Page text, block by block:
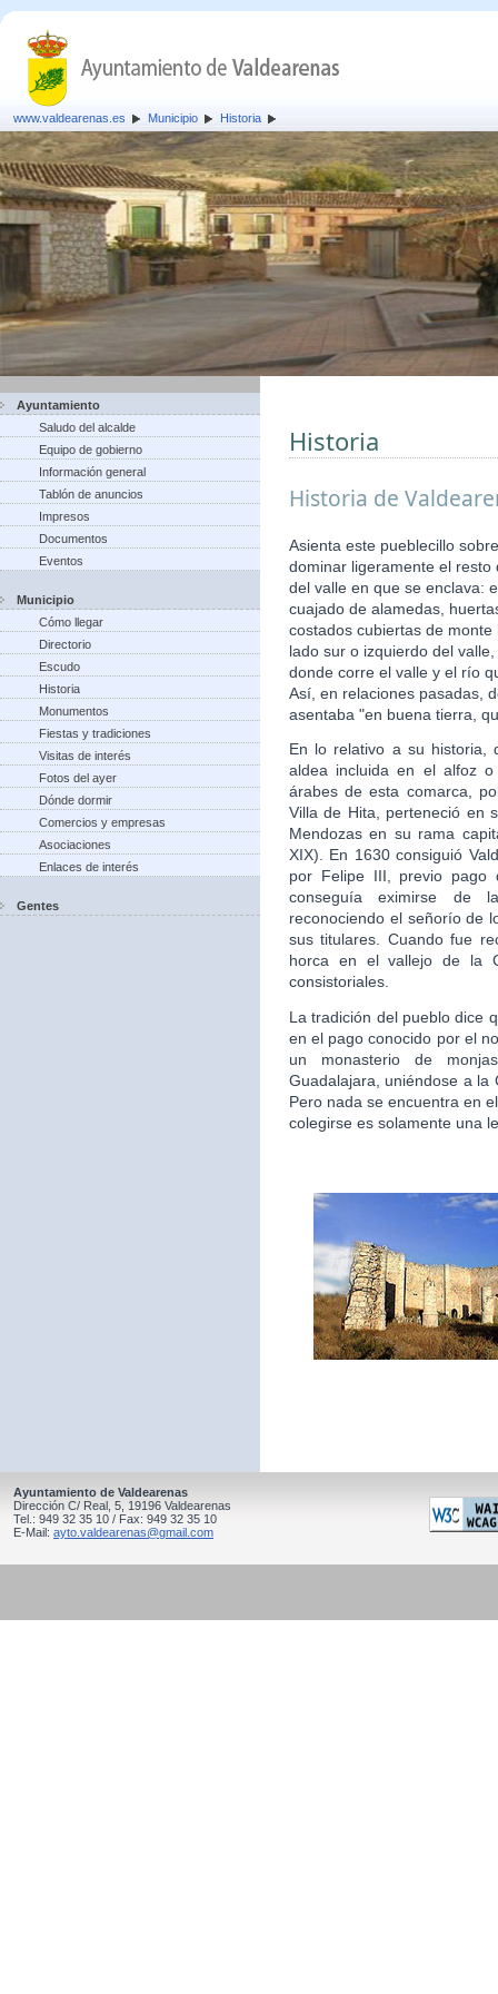
www.valdearenas.es Municipio Historia
Ayuntamiento
Saludo del alcalde
Equipo de gobierno
Información general
Tablón de anuncios
Impresos
Documentos
Eventos
Municipio
Cómo llegar
Directorio
Escudo
Historia
Monumentos
Fiestas y tradiciones
Visitas de interés
Fotos del ayer
Dónde dormir
Comercios y empresas
Asociaciones
Enlaces de interés
Gentes
Historia
Historia de
Asienta este pueblecillo
dominar ligeramente el
del valle en que se enclava:
cuajado de alamedas,
costados cubiertas de
lado sur o izquierdo del
donde corre el valle y el río
Así, en relaciones pasadas,
asentaba "en buena tierra,
En lo relativo a su historia,
aldea incluida en el alfoz
árabes de esta comarca,
Villa de Hita, perteneció en
Mendozas en su rama
XIX). En 1630 consiguió
por Felipe III, previo pago
conseguía eximirse de
reconociendo el señorío de
sus titulares. Cuando fue
horca en el vallejo de la
consistoriales.
La tradición del pueblo dice
en el pago conocido por el
un monasterio de
Guadalajara, uniéndose a la
Pero nada se encuentra en
colegirse es solamente una
Ayuntamiento de Valdearenas
Dirección C/ Real, 5, 19196 Valdearenas
Tel.: 949 32 35 10 / Fax: 949 32 35 10
E-Mail: ayto.valdearenas@gmail.com